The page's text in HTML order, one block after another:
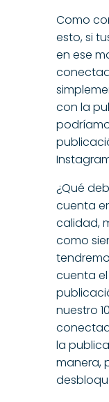
Como
esto, si
en ese
con la
¿Qué
cuenta
calidad,
como
cuenta
nuestro
la
manera,